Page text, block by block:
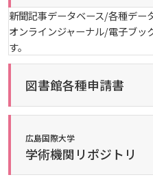
カリキュラム・ポリ
生）
カリキュラム・ポリ
療・総合リハ・医療福
薬・医療栄養）
ディプロマ・ポリシ
ディプロマ・ポリシ
大学院ディプロマ・ポ
大学院ディプロマ・
学園からのメッセージ
学長メッセージ
UI（ユニバーシティ・
財務・事業計画等につ
教職課程について
大学機関別認証評価
薬学部薬学科の自己
文部科学省への設置認
告書
学生寮・学生研修棟
宿泊施設
呉キャンパス
基盤教育センターでの
専門職連携教育センター
資格取得奨励金制度
安全保障貿易管理
研究倫理
連携・協定について
研究情報の公開につい
子ども向け体験講座
子ども向け体験講座 過
ボランティア活動
科目等履修生制度
広島国際大学Town＆
海外研修
学生短期海外研修
海外専門研修
外国人留学生
国際交流イベント
アジア介護・福祉教育
JP（日本語） EN
2022年
2021年
新聞記事データベース/各種デー
オンラインジャーナル/電子ブッ
す。
図書館各種申請書
広島国際大学
学術機関リポジトリ